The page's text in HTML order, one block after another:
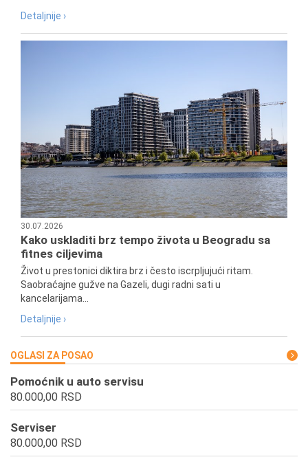
Detaljnije ›
30.07.2026
Kako uskladiti brz tempo života u Beogradu sa
fitnes ciljevima
Život u prestonici diktira brz i često iscrpljujući ritam.
Saobraćajne gužve na Gazeli, dugi radni sati u
kancelarijama...
Detaljnije ›
OGLASI ZA POSAO
Pomoćnik u auto servisu
80.000,00 RSD
Serviser
80.000,00 RSD